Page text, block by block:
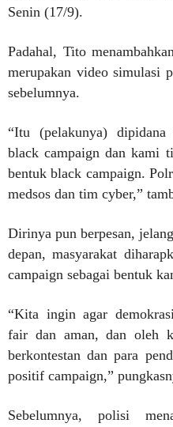
Senin (17/9).
Padahal, Tito
merupakan video simulasi
sebelumnya.
“Itu (pelakunya)
black campaign dan kami
bentuk black campaign.
medsos dan tim cyber,”
Dirinya pun berpesan,
depan, masyarakat
campaign sebagai bentuk
“Kita ingin agar
fair dan aman, dan oleh
berkontestan dan para
positif campaign,”
Sebelumnya, polisi